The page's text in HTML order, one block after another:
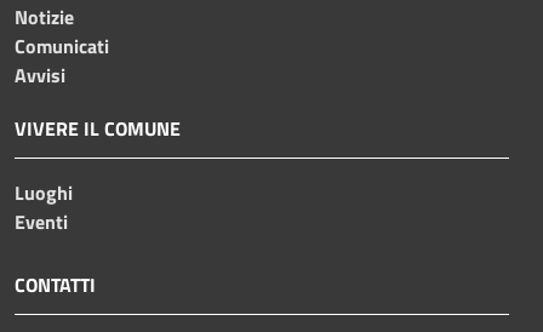
Notizie
Comunicati
Avvisi
VIVERE IL COMUNE
Luoghi
Eventi
CONTATTI